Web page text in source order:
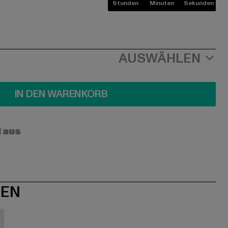
Stunden Minuten Sekunden
AUSWÄHLEN
IN DEN WARENKORB